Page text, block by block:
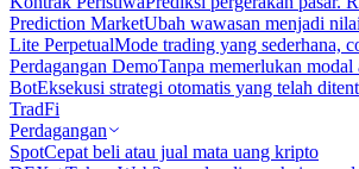
Prediction MarketUbah wawasan menjadi nilai
Lite PerpetualMode trading yang sederhana,
Perdagangan DemoTanpa memerlukan
BotEksekusi strategi otomatis yang telah
TradFi
Perdagangan
SpotCepat beli atau jual mata uang kripto